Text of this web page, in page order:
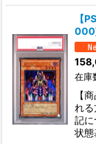
【
在庫
【
れ
記
状